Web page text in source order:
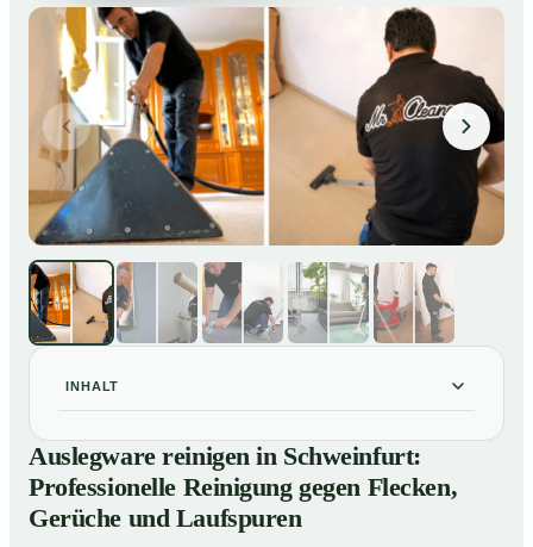
INHALT
01 Auslegware reinigen in Schweinfurt: Professionelle
Reinigung gegen Flecken, Gerüche und Laufspuren
02
So wird Auslegware in Schweinfurt professionell
gereinigt
Auslegware reinigen in Schweinfurt:
Professionelle Reinigung gegen Flecken,
Gerüche und Laufspuren